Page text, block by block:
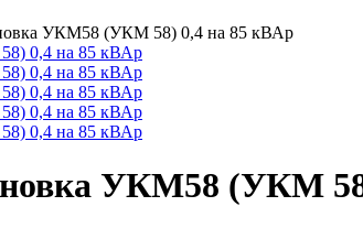
УКМ58 (УКМ 58) 0,4 на 85 кВАр
УКМ58 (УКМ